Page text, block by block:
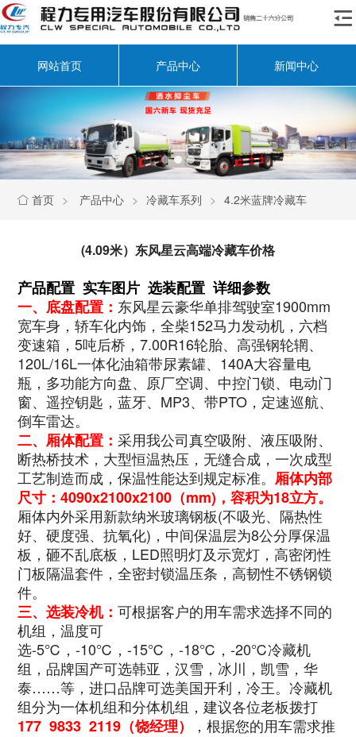

网站首页 产品中心 新闻中心
 首页 > 产品中心 > 冷藏车系列 > 4.2米蓝牌冷藏车
(4.09米）东风星云高端冷藏车价格
产品配置 实车图片 选装配置 详细参数
一、底盘配置： 东风星云豪华单排驾驶室1900mm
宽车身，轿车化内饰，全柴152马力发动机，六档
变速箱，5吨后桥，7.00R16轮胎、高强钢轮辋、
120L/16L一体化油箱带尿素罐、140A大容量电
瓶，多功能方向盘、原厂空调、中控门锁、电动门
窗、遥控钥匙，蓝牙、MP3、带PTO，定速巡航、
倒车雷达。
二、厢体配置：采用我公司真空吸附、液压吸附、
断热桥技术，大型恒温热压，无缝合成，一次成型
工艺制造而成，保温性能达到规定标准。 厢体内部
尺寸：4090x2100x2100 （mm)，容积为18立方。
厢体内外采用新款纳米玻璃钢板(不吸光、隔热性
好、硬度强、抗氧化)，中间保温层为8公分厚保温
板，砸不乱底板，LED照明灯及示宽灯，高密闭性
门板隔温套件，全密封锁温压条，高韧性不锈钢锁
件。
三、选装冷机：可根据客户的用车需求选择不同的
机组，温度可
选-5℃，-10℃，-15℃，-18℃，-20℃冷藏机
组，品牌国产可选韩亚，汉雪，冰川，凯雪，华
泰……等，进口品牌可选美国开利，冷王。冷藏机
组分为一体机组和分体机组，建议各位老板拨打
177 9833 2119（饶经理）
，根据您的用车需求推